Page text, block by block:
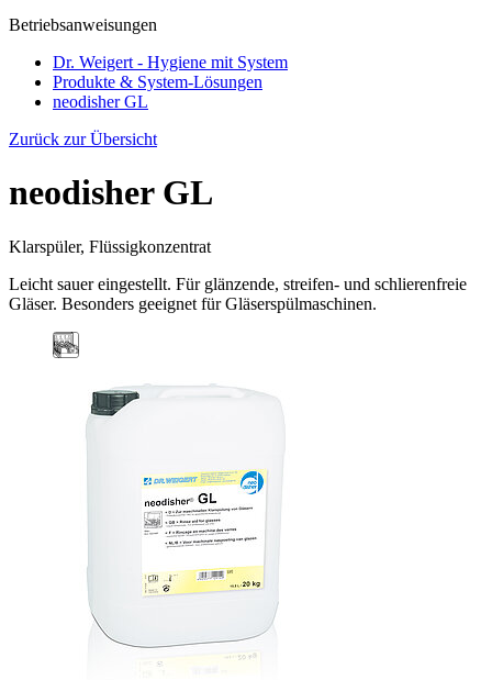
Betriebsanweisungen
Dr. Weigert - Hygiene mit System
Produkte & System-Lösungen
neodisher GL
Zurück zur Übersicht
neodisher GL
Klarspüler, Flüssigkonzentrat
Leicht sauer eingestellt. Für glänzende, streifen- und schlierenfreie
Gläser. Besonders geeignet für Gläserspülmaschinen.